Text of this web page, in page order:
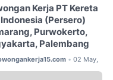
Kerja PT Kereta
(Persero)
Purwokerto,
Palembang
• 02 May,